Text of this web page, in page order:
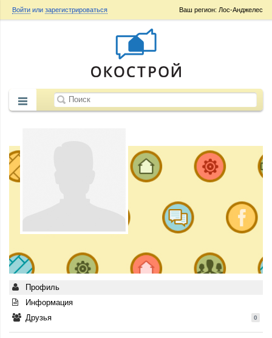
Ваш регион: Лос-Анджелес
Войти или зарегистрироваться
Профиль
Информация
Друзья
0